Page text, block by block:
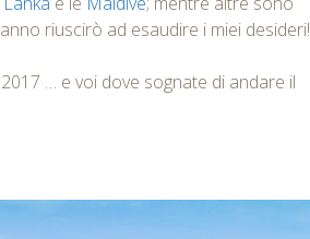
riuscirò ad esaudire i miei desideri!
… e voi dove sognate di andare il